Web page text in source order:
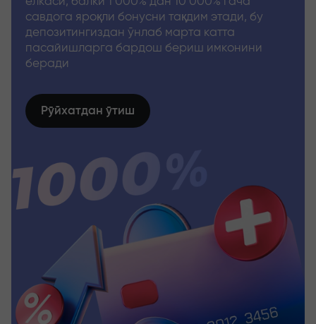
савдога яроқли бонусни тақдим этади, бу
депозитингиздан ўнлаб марта катта
пасайишларга бардош бериш имконини
беради
Рўйхатдан ўтиш